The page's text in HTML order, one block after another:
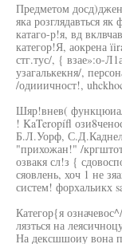
Предметом
яка розглядавться
катаго-р!я, вд
категор!Я, аокрена
стг.тус/, { взае»:о-
узагалькекня/,
/одииичност!,
Шяр!внев(
! KaTeropífl
Б.Л.Уорф,
"прихожан!" /
озвакя сл!з {
сяовлень, хоч 1 не
систем! форхальикх
Категор{я
лязться на
На дексшшоиу вона